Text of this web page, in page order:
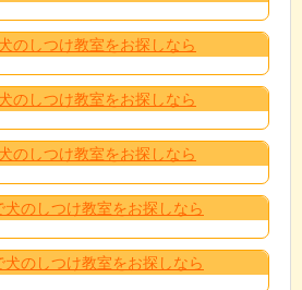
のしつけ教室をお探しなら
のしつけ教室をお探しなら
のしつけ教室をお探しなら
犬のしつけ教室をお探しなら
犬のしつけ教室をお探しなら